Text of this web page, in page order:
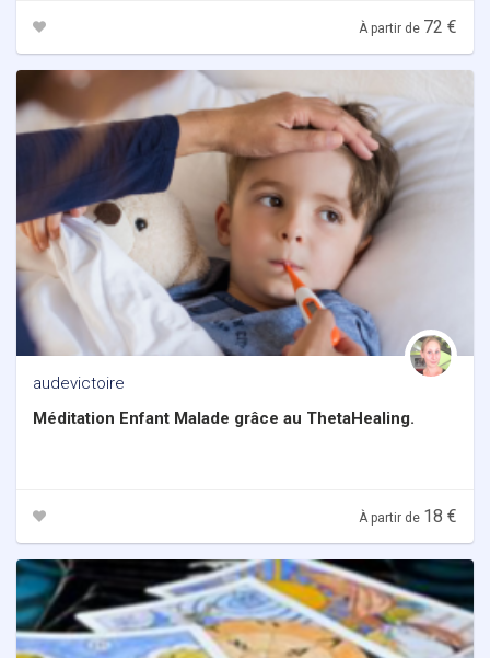
À partir de 72 €
audevictoire
Méditation Enfant Malade grâce au ThetaHealing.
À partir de 18 €